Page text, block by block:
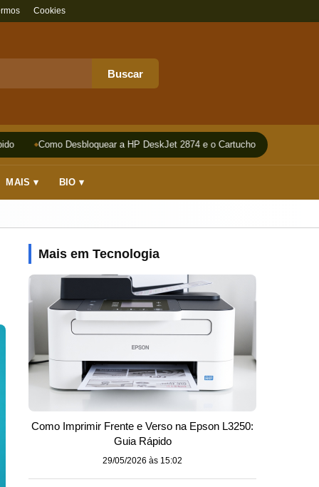
Cookies
Buscar
Como Desbloquear a HP DeskJet 2874 e o Cartucho
MAIS ▾ BIO ▾
Mais em Tecnologia
Como Imprimir Frente e Verso na Epson L3250:
Guia Rápido
29/05/2026 às 15:02